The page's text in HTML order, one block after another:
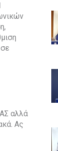
αλλά
Ας